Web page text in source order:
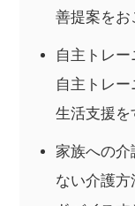
善提案をお
自主トレ
自主トレ
生活支援を
家族への
ない介護